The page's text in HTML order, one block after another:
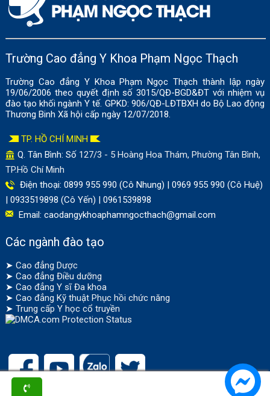
Trường Cao đẳng Y Khoa Phạm Ngọc Thạch
Trường Cao đẳng Y Khoa Phạm Ngọc Thạch thành lập ngày
19/06/2006 theo quyết định số 3015/QĐ-BGD&ĐT với nhiệm vụ
đào tạo khối ngành Y tế. GPKD: 906/QĐ-LĐTBXH do Bộ Lao động
Thương Binh Xã hội cấp ngày 12/07/2018.
TP. HỒ CHÍ MINH
Q. Tân Bình: Số 127/3 - 5 Hoàng Hoa Thám, Phường Tân Bình,
TP.Hồ Chí Minh
Điện thoại: 0899 955 990 (Cô Nhung) | 0969 955 990 (Cô Huệ)
| 0933519898 (Cô Yến) | 0961539898
Email: caodangykhoaphamngocthach@gmail.com
Các ngành đào tạo
➤ Cao đẳng Dược
➤ Cao đẳng Điều dưỡng
➤ Cao đẳng Y sĩ Đa khoa
➤ Cao đẳng Kỹ thuật Phục hồi chức năng
➤ Trung cấp Y học cổ truyền